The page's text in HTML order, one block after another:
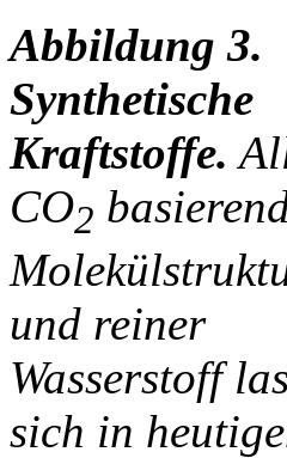
Abbildung 3.
Synthetische
Kraftstoffe.
CO2
und reiner
Wasserstoff
sich in